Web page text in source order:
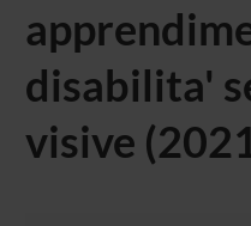
disabilita'
visive